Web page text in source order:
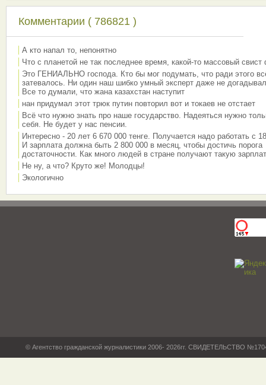
Комментарии ( 786821 )
А кто напал то, непонятно
Что с планетой не так последнее время, какой-то массовый свист
Это ГЕНИАЛЬНО господа. Кто бы мог подумать, что ради этого
затевалось. Ни один наш шибко умный эксперт даже не
Все то думали, что жана казахстан наступит
нан придумал этот трюк путин повторил вот и токаев не отстает
Всё что нужно знать про наше государство. Надеяться нужно
себя. Не будет у нас пенсии.
Интересно - 20 лет 6 670 000 тенге. Получается надо работать с
И зарплата должна быть 2 800 000 в месяц, чтобы достичь порога
достаточности. Как много людей в стране получают такую
Не ну, а что? Круто же! Молодцы!
Экологично
© Агентство гражданской журналистики 2006- 2026гг. СВИДЕТЕЛЬСТВО